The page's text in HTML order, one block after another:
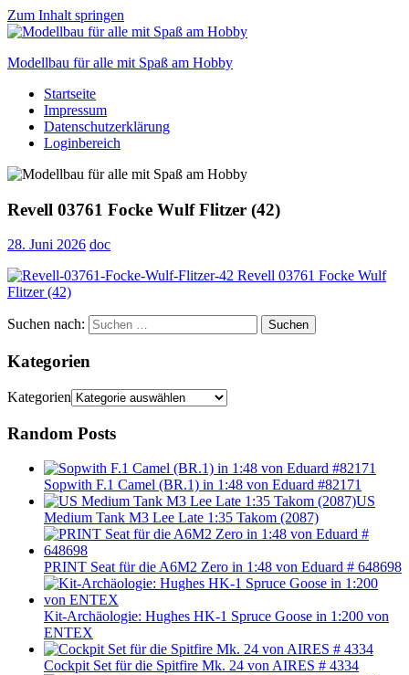
Zum Inhalt springen
Modellbau für alle mit Spaß am Hobby
Scale
modelling
to
Startseite
Impressum
Datenschutzerklärung
Loginbereich
Revell 03761 Focke Wulf Flitzer (42)
28. Juni 2026 doc
Suchen nach: Suchen
Kategorien
Kategorien
Random Posts
Sopwith F.1 Camel (BR.1) in 1:48 von Eduard #82171
US
Medium Tank M3 Lee Late 1:35 Takom (2087)
PRINT Seat für die A6M2 Zero in 1:48 von Eduard # 648698
Kit-Archäologie: Hughes HK-1 Spruce Goose in 1:200 von
ENTEX
Cockpit Set für die Spitfire Mk. 24 von AIRES # 4334